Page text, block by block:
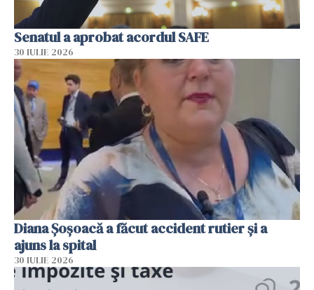
Senatul a aprobat acordul SAFE
30 IULIE 2026
Diana Șoșoacă a făcut accident rutier și a
ajuns la spital
30 IULIE 2026